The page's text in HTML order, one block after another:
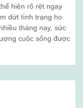
hiện rõ rệt ngay
dứt tình trạng ho
tháng nay, sức
cuộc sống được